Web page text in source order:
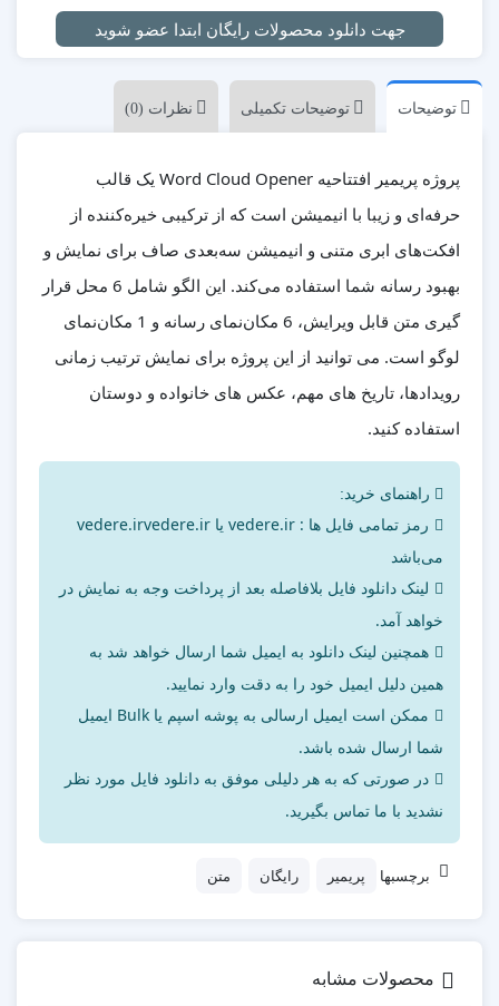
جهت دانلود محصولات رایگان ابتدا عضو شوید
توضیحات توضیحات تکمیلی نظرات (0)
پروژه پریمیر افتتاحیه Word Cloud Opener یک قالب
حرفه‌ای و زیبا با انیمیشن است که از ترکیبی خیره‌کننده از
افکت‌های ابری متنی و انیمیشن سه‌بعدی صاف برای نمایش و
بهبود رسانه شما استفاده می‌کند. این الگو شامل 6 محل قرار
گیری متن قابل ویرایش، 6 مکان‌نمای رسانه و 1 مکان‌نمای
لوگو است. می توانید از این پروژه برای نمایش ترتیب زمانی
رویدادها، تاریخ های مهم، عکس های خانواده و دوستان
استفاده کنید.
راهنمای خرید:
می‌باشد
لینک دانلود فایل بلافاصله بعد از پرداخت وجه به نمایش در
خواهد آمد.
همچنین لینک دانلود به ایمیل شما ارسال خواهد شد به
همین دلیل ایمیل خود را به دقت وارد نمایید.
ممکن است ایمیل ارسالی به پوشه اسپم یا Bulk ایمیل
شما ارسال شده باشد.
در صورتی که به هر دلیلی موفق به دانلود فایل مورد نظر
نشدید با ما تماس بگیرید.
برچسبها پریمیر رایگان متن
محصولات مشابه